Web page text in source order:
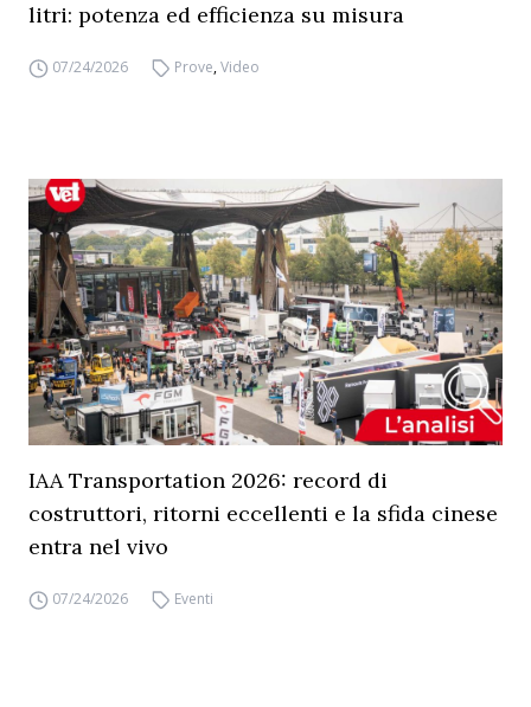
litri: potenza ed efficienza su misura
07/24/2026 Prove,Video
IAA Transportation 2026: record di
costruttori, ritorni eccellenti e la sfida cinese
entra nel vivo
07/24/2026 Eventi